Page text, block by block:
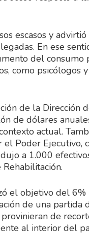
escasos y
En ese
del consumo
como psicólogos
de la Dirección
de dólares
actual.
Poder Ejecutivo,
a 1.000
el objetivo del
de una partida
de
al interior del